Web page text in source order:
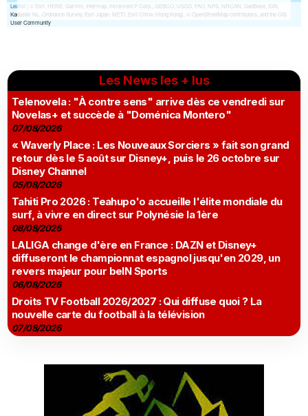
Les News les + lus
Telenovela : "À contre sens" arrive dès ce vendredi sur
Novelas+ et succède à "Doménica Montero"
07/08/2026
« Waverly Place : Les Nouveaux Sorciers » fait son grand
retour dès le 5 août sur Disney+, puis le 26 octobre sur
Disney Channel
05/08/2026
Tahiti Pro 2026 : Teahupo'o accueille l'élite mondiale du
surf, à vivre en direct sur Polynésie la 1ère
08/08/2026
LALIGA change d'ère en France : DAZN et Disney+
diffuseront le championnat espagnol jusqu'en 2029, un
revers majeur pour beIN Sports
06/08/2026
Droits TV Football 2026/2027 : Qui diffuse quoi ? La
nouvelle carte du football à la télévision
07/08/2026